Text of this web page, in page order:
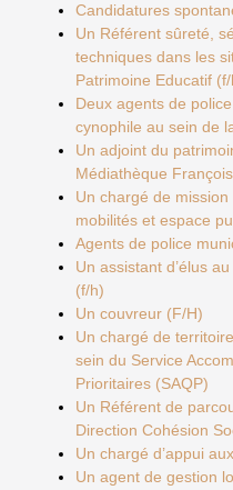
Candidatures
Un Référent sûreté,
techniques dans les
Patrimoine Educatif (f/
Deux agents de
cynophile au sein de
Un adjoint du
Médiathèque
Un chargé de
mobilités et espace
Agents de police
Un assistant d’élus
(f/h)
Un couvreur (F/H)
Un chargé de
sein du Service
Prioritaires (SAQP)
Un Référent de
Direction Cohésion
Un chargé d’appui
Un agent de gestion